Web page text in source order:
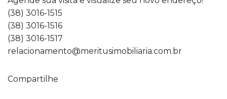
(38) 3016-1515
(38) 3016-1516
(38) 3016-1517
relacionamento@meritusimobiliaria.com.br
Compartilhe